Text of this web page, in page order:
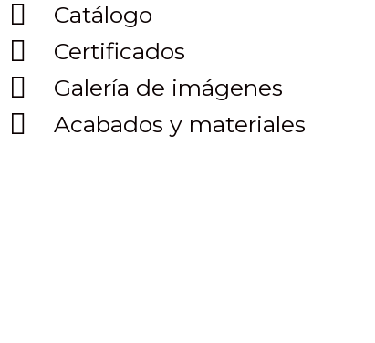
Catálogo
Certificados
Galería de imágenes
Acabados y materiales